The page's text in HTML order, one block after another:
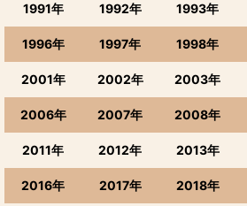
1991年 1992年 1993年
1996年 1997年 1998年
2001年 2002年 2003年
2006年 2007年 2008年
2011年 2012年 2013年
2016年 2017年 2018年